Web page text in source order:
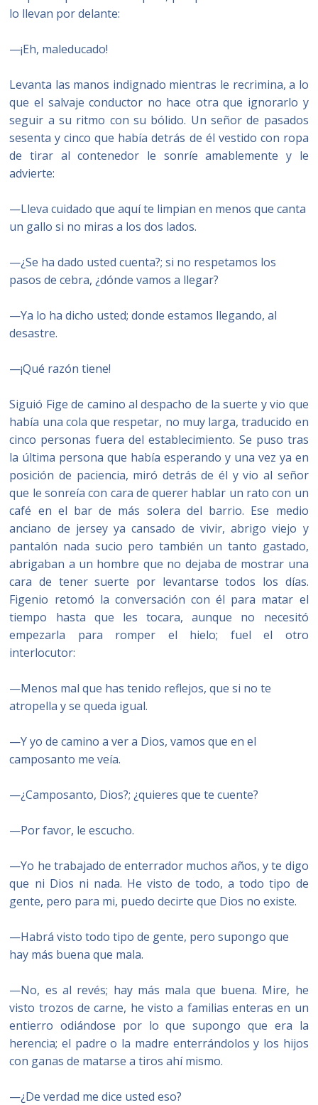
lo llevan por delante:
—¡Eh, maleducado!
Levanta las manos indignado mientras le recrimina, a lo
que el salvaje conductor no hace otra que ignorarlo y
seguir a su ritmo con su bólido. Un señor de pasados
sesenta y cinco que había detrás de él vestido con ropa
de tirar al contenedor le sonríe amablemente y le
advierte:
—Lleva cuidado que aquí te limpian en menos que canta
un gallo si no miras a los dos lados.
—¿Se ha dado usted cuenta?; si no respetamos los
pasos de cebra, ¿dónde vamos a llegar?
—Ya lo ha dicho usted; donde estamos llegando, al
desastre.
—¡Qué razón tiene!
Siguió Fige de camino al despacho de la suerte y vio que
había una cola que respetar, no muy larga, traducido en
cinco personas fuera del establecimiento. Se puso tras
la última persona que había esperando y una vez ya en
posición de paciencia, miró detrás de él y vio al señor
que le sonreía con cara de querer hablar un rato con un
café en el bar de más solera del barrio. Ese medio
anciano de jersey ya cansado de vivir, abrigo viejo y
pantalón nada sucio pero también un tanto gastado,
abrigaban a un hombre que no dejaba de mostrar una
cara de tener suerte por levantarse todos los días.
Figenio retomó la conversación con él para matar el
tiempo hasta que les tocara, aunque no necesitó
empezarla para romper el hielo; fuel el otro
interlocutor:
—Menos mal que has tenido reflejos, que si no te
atropella y se queda igual.
—Y yo de camino a ver a Dios, vamos que en el
camposanto me veía.
—¿Camposanto, Dios?; ¿quieres que te cuente?
—Por favor, le escucho.
—Yo he trabajado de enterrador muchos años, y te digo
que ni Dios ni nada. He visto de todo, a todo tipo de
gente, pero para mi, puedo decirte que Dios no existe.
—Habrá visto todo tipo de gente, pero supongo que
hay más buena que mala.
—No, es al revés; hay más mala que buena. Mire, he
visto trozos de carne, he visto a familias enteras en un
entierro odiándose por lo que supongo que era la
herencia; el padre o la madre enterrándolos y los hijos
con ganas de matarse a tiros ahí mismo.
—¿De verdad me dice usted eso?